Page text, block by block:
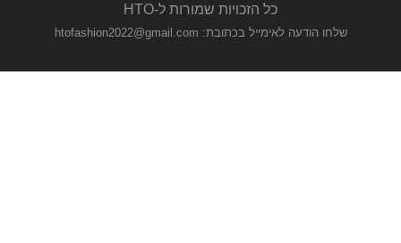
כל הזכויות שמורות ל-HTO
שלחו הודעה לאימייל בכתובת: htofashion2022@gmail.com